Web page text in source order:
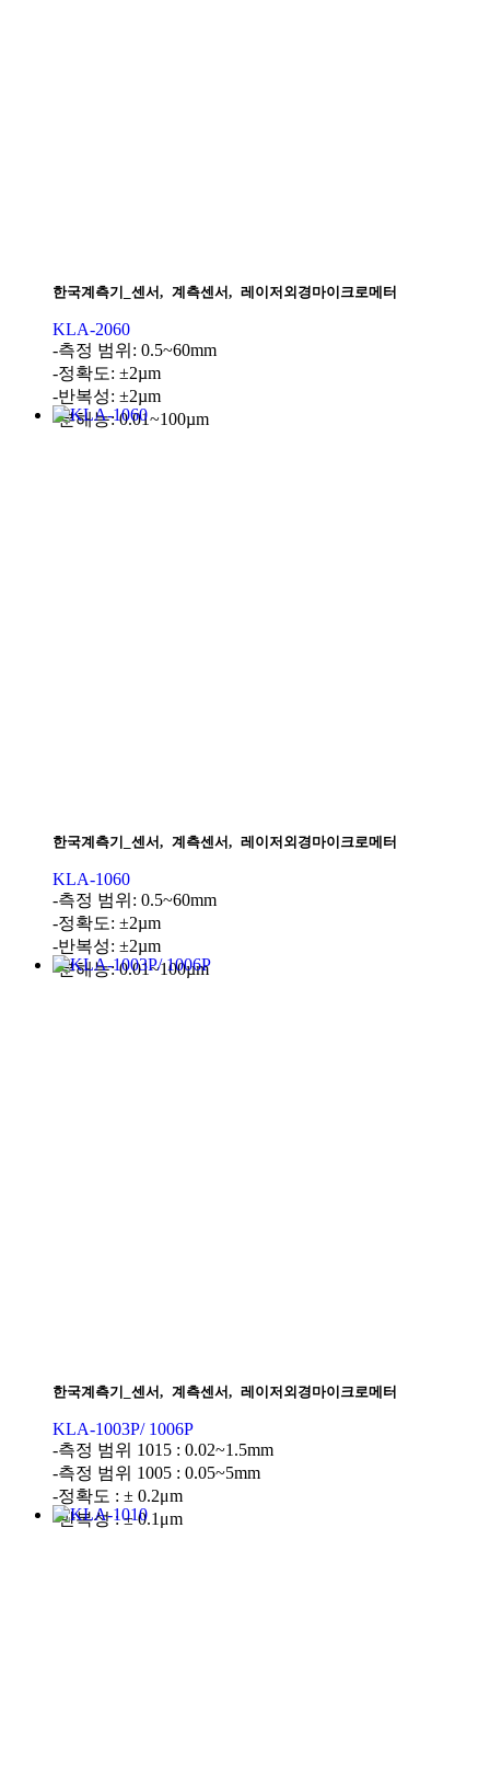
한국계측기_센서 , 계측센서, 레이저외경마이크로메터
KLA-2060
-측정 범위: 0.5~60mm
-정확도: ±2µm
-반복성: ±2µm
-분해능: 0.01~100µm
한국계측기_센서 , 계측센서, 레이저외경마이크로메터
KLA-1060
-측정 범위: 0.5~60mm
-정확도: ±2µm
-반복성: ±2µm
-분해능: 0.01~100µm
한국계측기_센서 , 계측센서, 레이저외경마이크로메터
KLA-1003P/ 1006P
-측정 범위 1015 : 0.02~1.5mm
-측정 범위 1005 : 0.05~5mm
-정확도 : ± 0.2μm
-반복성 : ± 0.1μm